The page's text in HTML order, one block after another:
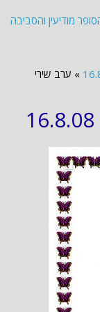
» ערב שירי